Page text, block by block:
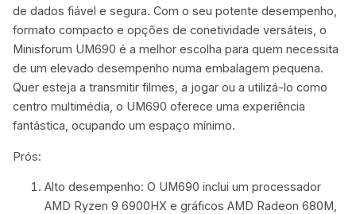
de dados fiável e segura. Com o seu potente desempenho,
formato compacto e opções de conetividade versáteis, o
Minisforum UM690 é a melhor escolha para quem necessita
de um elevado desempenho numa embalagem pequena.
Quer esteja a transmitir filmes, a jogar ou a utilizá-lo como
centro multimédia, o UM690 oferece uma experiência
fantástica, ocupando um espaço mínimo.
Prós:
Alto desempenho: O UM690 inclui um processador
AMD Ryzen 9 6900HX e gráficos AMD Radeon 680M,